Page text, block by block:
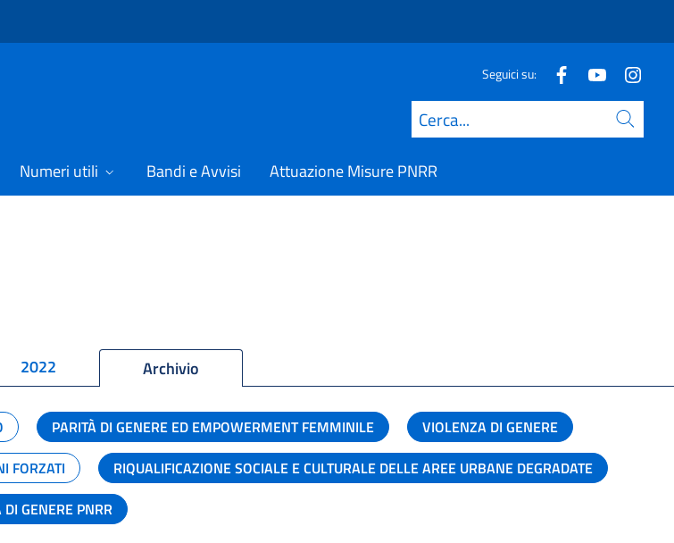
Seguici su:
Cerca
Numeri utili Bandi e Avvisi Attuazione Misure PNRR
2022 Archivio
PARITÀ DI GENERE ED EMPOWERMENT FEMMINILE
VIOLENZA DI GENERE
FORZATI
RIQUALIFICAZIONE SOCIALE E CULTURALE DELLE AREE URBANE DEGRADATE
GENERE PNRR